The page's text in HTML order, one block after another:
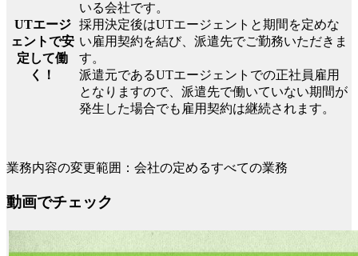
UTエージ
ェントで安
定して働
く！
いる会社です。
採用決定後はUTエージェントと期間を定めな
い雇用契約を結び、派遣先でご勤務いただきま
す。
派遣元であるUTエージェントでの正社員雇用
となりますので、派遣先で働いていない期間が
発生した場合でも雇用契約は継続されます。
業務内容の変更範囲：会社の定めるすべての業務
動画でチェック